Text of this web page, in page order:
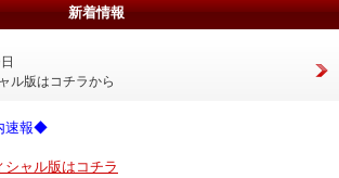
新着情報
ル版はコチラから
速報◆
ャル版はコチラ